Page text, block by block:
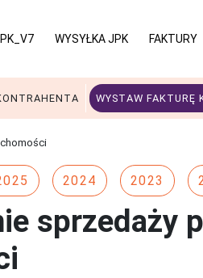
WYSYŁKA JPK FAKTURY
WYSTAW FAKTURĘ
2024 2023
sprzedaży